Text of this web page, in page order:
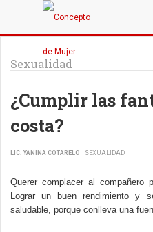
Sexualidad
¿Cumplir las
costa?
LIC. YANINA COTARELO SEXUALIDAD
Querer complacer al compañero
Lograr un buen rendimiento y
saludable, porque conlleva una